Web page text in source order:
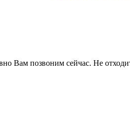
Вам позвоним сейчас. Не